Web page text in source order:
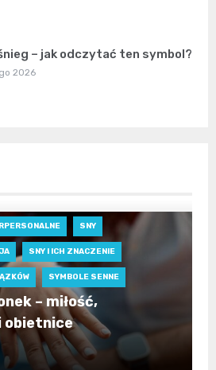
– jak odczytać ten symbol?
2026
SNY
SNY I ICH ZNACZENIE
SYMBOLE SENNE
– miłość,
obietnice